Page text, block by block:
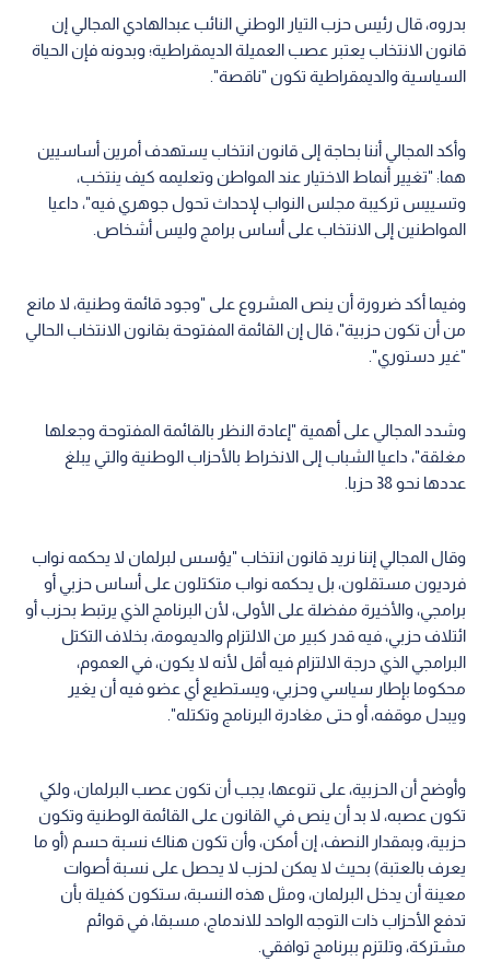
بدروه، قال رئيس حزب التيار الوطني النائب عبدالهادي المجالي إن
قانون الانتخاب يعتبر عصب العميلة الديمقراطية؛ وبدونه فإن الحياة
السياسية والديمقراطية تكون "ناقصة".
وأكد المجالي أننا بحاجة إلى قانون انتخاب يستهدف أمرين أساسيين
هما: "تغيير أنماط الاختيار عند المواطن وتعليمه كيف ينتخب،
وتسييس تركيبة مجلس النواب لإحداث تحول جوهري فيه"، داعيا
المواطنين إلى الانتخاب على أساس برامج وليس أشخاص.
وفيما أكد ضرورة أن ينص المشروع على "وجود قائمة وطنية، لا مانع
من أن تكون حزبية"، قال إن القائمة المفتوحة بقانون الانتخاب الحالي
"غير دستوري".
وشدد المجالي على أهمية "إعادة النظر بالقائمة المفتوحة وجعلها
مغلقة"، داعيا الشباب إلى الانخراط بالأحزاب الوطنية والتي يبلغ
عددها نحو 38 حزبا.
وقال المجالي إننا نريد قانون انتخاب "يؤسس لبرلمان لا يحكمه نواب
فرديون مستقلون، بل يحكمه نواب متكتلون على أساس حزبي أو
برامجي، والأخيرة مفضلة على الأولى، لأن البرنامج الذي يرتبط بحزب أو
ائتلاف حزبي، فيه قدر كبير من الالتزام والديمومة، بخلاف التكتل
البرامجي الذي درجة الالتزام فيه أقل لأنه لا يكون، في العموم،
محكوما بإطار سياسي وحزبي، ويستطيع أي عضو فيه أن يغير
ويبدل موقفه، أو حتى مغادرة البرنامج وتكتله".
وأوضح أن الحزبية، على تنوعها، يجب أن تكون عصب البرلمان، ولكي
تكون عصبه، لا بد أن ينص في القانون على القائمة الوطنية وتكون
حزبية، وبمقدار النصف، إن أمكن، وأن تكون هناك نسبة حسم (أو ما
يعرف بالعتبة) بحيث لا يمكن لحزب لا يحصل على نسبة أصوات
معينة أن يدخل البرلمان، ومثل هذه النسبة، ستكون كفيلة بأن
تدفع الأحزاب ذات التوجه الواحد للاندماج، مسبقا، في قوائم
مشتركة، وتلتزم ببرنامج توافقي.